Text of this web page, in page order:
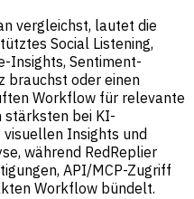
vergleichst, lautet die
Social Listening,
Insights, Sentiment-
brauchst oder einen
Workflow für relevante
stärksten bei KI-
Insights und
während RedReplier
API/MCP-Zugriff
Workflow bündelt.